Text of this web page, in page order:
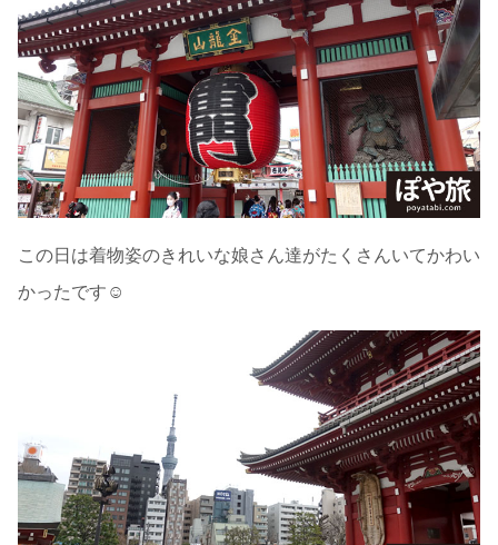
この日は着物姿のきれいな娘さん達がたくさんいてかわい
かったです☺